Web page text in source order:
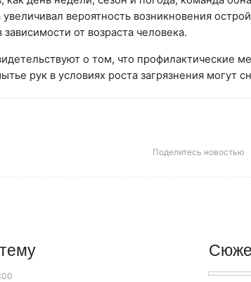
увеличивал вероятность возникновения
от возраста человека.
о том, что профилактические
рук в условиях роста загрязнения могут
Поделитесь новостью